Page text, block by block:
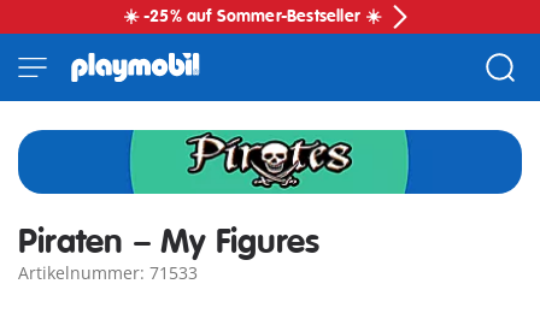
☀️ -25% auf Sommer-Bestseller ☀️
Piraten – My Figures
Artikelnummer: 71533